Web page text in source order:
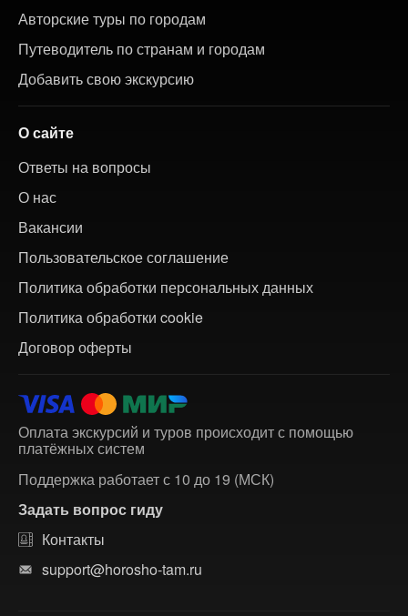
Авторские туры по городам
Путеводитель по странам и городам
Добавить свою экскурсию
О сайте
Ответы на вопросы
О нас
Вакансии
Пользовательское соглашение
Политика обработки персональных данных
Политика обработки cookie
Договор оферты
Оплата экскурсий и туров происходит с помощью
платёжных систем
Поддержка работает с 10 до 19 (МСК)
Задать вопрос гиду
Контакты
support@horosho-tam.ru